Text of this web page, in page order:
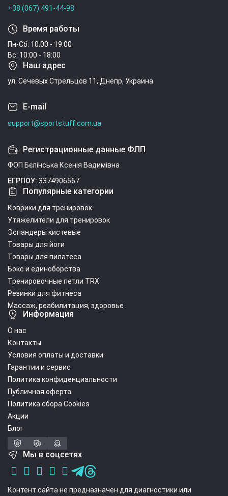
+38 (067) 491-44-98
Время работы
Пн-Сб: 10:00 - 19:00
Вс: 10:00 - 18:00
Наш адрес
ул. Сечевых Стрельцов 11, Днепр, Украина
E-mail
support@sportstuff.com.ua
Регистрационные данные ФЛП
ФОП Бєлінська Ксенія Вадимівна
ЕГРПОУ: 3374906567
Популярные категории
Коврики для тренировок
Утяжелители для тренировок
Эспандеры кистевые
Товары для йоги
Товары для пилатеса
Бокс и единоборства
Тренировочные петли TRX
Резинки для фитнеса
Массаж, реабилитация, здоровье
Информация
О нас
Контакты
Условия оплаты и доставки
Гарантии и сервис
Политика конфиденциальности
Публичная оферта
Политика сбора Cookies
Акции
Блог
Мы в соцсетях
Контент сайта не предназначен для диагностики или